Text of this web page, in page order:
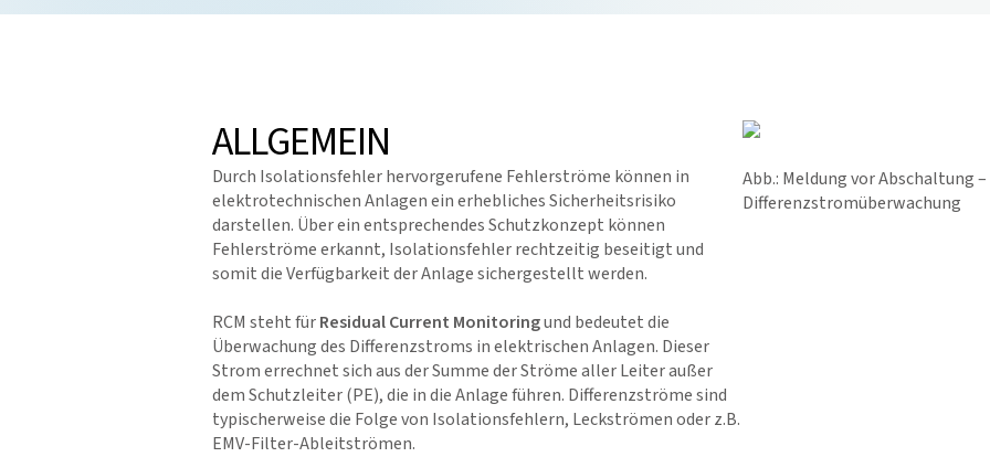
Abb.: Meldung vor Abschaltung
Differenzstromüberwachung
ALLGEMEIN
Durch Isolationsfehler hervorgerufene Fehlerströme können in
elektrotechnischen Anlagen ein erhebliches Sicherheitsrisiko
darstellen. Über ein entsprechendes Schutzkonzept können
Fehlerströme erkannt, Isolationsfehler rechtzeitig beseitigt und
somit die Verfügbarkeit der Anlage sichergestellt werden.
RCM steht fürResidual Current Monitoringund bedeutet die
Überwachung des Differenzstroms in elektrischen Anlagen. Dieser
Strom errechnet sich aus der Summe der Ströme aller Leiter außer
dem Schutzleiter (PE), die in die Anlage führen. Differenzströme sind
typischerweise die Folge von Isolationsfehlern, Leckströmen oder z.B.
EMV-Filter-Ableitströmen.